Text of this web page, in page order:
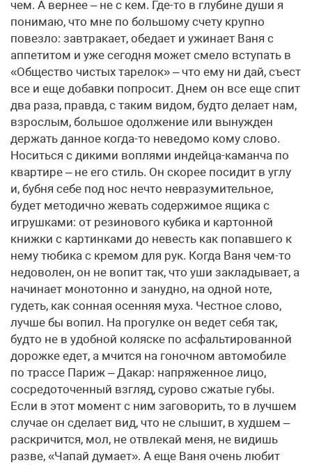
чем. А вернее – не с кем. Где-то в глубине души я
понимаю, что мне по большому счету крупно
повезло: завтракает, обедает и ужинает Ваня с
аппетитом и уже сегодня может смело вступать в
«Общество чистых тарелок» – что ему ни дай, съест
все и еще добавки попросит. Днем он все еще спит
два раза, правда, с таким видом, будто делает нам,
взрослым, большое одолжение или вынужден
держать данное когда-то неведомо кому слово.
Носиться с дикими воплями индейца-каманча по
квартире – не его стиль. Он скорее посидит в углу
и, бубня себе под нос нечто невразумительное,
будет методично жевать содержимое ящика с
игрушками: от резинового кубика и картонной
книжки с картинками до невесть как попавшего к
нему тюбика с кремом для рук. Когда Ваня чем-то
недоволен, он не вопит так, что уши закладывает, а
начинает монотонно и занудно, на одной ноте,
гудеть, как сонная осенняя муха. Честное слово,
лучше бы вопил. На прогулке он ведет себя так,
будто не в удобной коляске по асфальтированной
дорожке едет, а мчится на гоночном автомобиле
по трассе Париж – Дакар: напряженное лицо,
сосредоточенный взгляд, сурово сжатые губы.
Если в этот момент с ним заговорить, то в лучшем
случае он сделает вид, что не слышит, в худшем –
раскричится, мол, не отвлекай меня, не видишь
разве, «Чапай думает». А еще Ваня очень любит